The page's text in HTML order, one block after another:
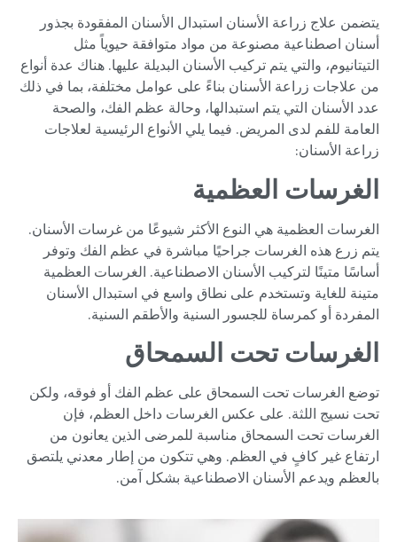
يتضمن علاج زراعة الأسنان استبدال الأسنان المفقودة بجذور
أسنان اصطناعية مصنوعة من مواد متوافقة حيوياً مثل
التيتانيوم، والتي يتم تركيب الأسنان البديلة عليها. هناك عدة أنواع
من علاجات زراعة الأسنان بناءً على عوامل مختلفة، بما في ذلك
عدد الأسنان التي يتم استبدالها، وحالة عظم الفك، والصحة
العامة للفم لدى المريض. فيما يلي الأنواع الرئيسية لعلاجات
زراعة الأسنان:
الغرسات العظمية
الغرسات العظمية هي النوع الأكثر شيوعًا من غرسات الأسنان.
يتم زرع هذه الغرسات جراحيًا مباشرة في عظم الفك وتوفر
أساسًا متينًا لتركيب الأسنان الاصطناعية. الغرسات العظمية
متينة للغاية وتستخدم على نطاق واسع في استبدال الأسنان
المفردة أو كمرساة للجسور السنية والأطقم السنية.
الغرسات تحت السمحاق
توضع الغرسات تحت السمحاق على عظم الفك أو فوقه، ولكن
تحت نسيج اللثة. على عكس الغرسات داخل العظم، فإن
الغرسات تحت السمحاق مناسبة للمرضى الذين يعانون من
ارتفاع غير كافٍ في العظم. وهي تتكون من إطار معدني يلتصق
بالعظم ويدعم الأسنان الاصطناعية بشكل آمن.